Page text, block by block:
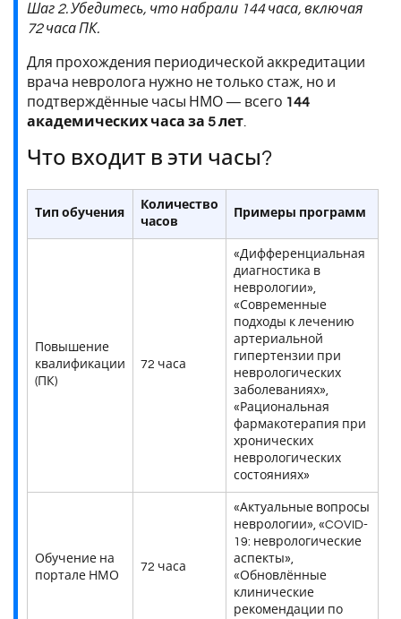
Шаг 2. Убедитесь, что набрали 144 часа, включая
72 часа ПК.
Для прохождения периодической аккредитации
врача невролога нужно не только стаж, но и
подтверждённые часы НМО — всего 144
академических часа за 5 лет
Что входит в эти часы?
Тип обучения
Количество
часов
Примеры программ
Повышение
квалификации
(ПК)
72 часа
«Дифференциальная
диагностика в
неврологии»,
«Современные
подходы к лечению
артериальной
гипертензии при
неврологических
заболеваниях»,
«Рациональная
фармакотерапия при
хронических
неврологических
состояниях»
Обучение на
портале НМО
72 часа
«Актуальные вопросы
неврологии», «COVID-
19: неврологические
аспекты»,
«Обновлённые
клинические
рекомендации по